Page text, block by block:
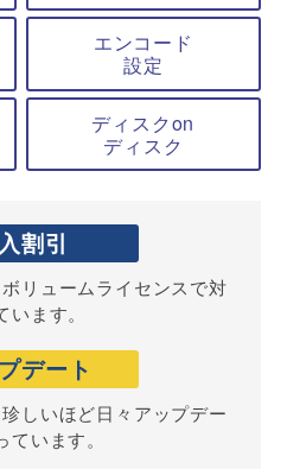
エンコード
設定
ディスクon
ディスク
割引
リュームライセンスで対
います。
デート
しいほど日々アップデー
ています。